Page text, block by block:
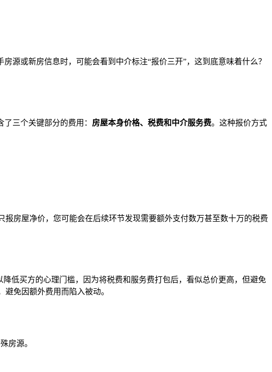
源或新房信息时，可能会看到中介标注“报价三开”，这到底意味着什么？
三个关键部分的费用： 房屋本身价格、税费和中介服务费。这种报价方式
房屋净价，您可能会在后续环节发现需要额外支付数万甚至数十万的税费
低买方的心理门槛，因为将税费和服务费打包后，看似总价更高，但避免
免因额外费用而陷入被动。
房源。